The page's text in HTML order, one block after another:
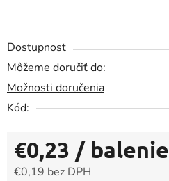
Dostupnosť
Môžeme doručiť do:
Možnosti doručenia
Kód:
€0,23 / balenie
€0,19 bez DPH